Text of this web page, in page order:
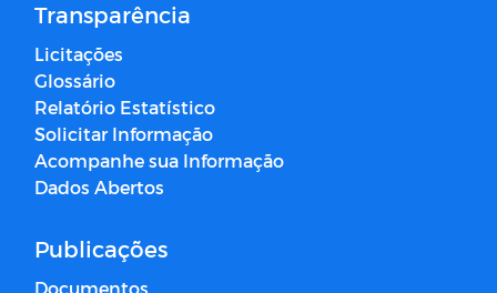
Transparência
Licitações
Glossário
Relatório Estatístico
Solicitar Informação
Acompanhe sua Informação
Dados Abertos
Publicações
Documentos